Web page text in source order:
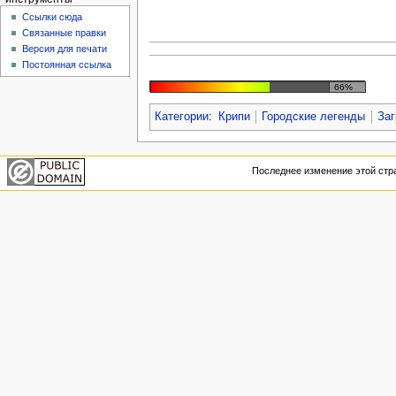
66%
Категории: Крипи Городские легенды
Ссылки сюда
Связанные правки
Версия для печати
Постоянная ссылка
Последнее изменение этой